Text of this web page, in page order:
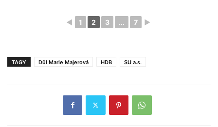
◄ 1 2 3 ... 7 ►
TAGY Důl Marie Majerová HDB SU a.s.